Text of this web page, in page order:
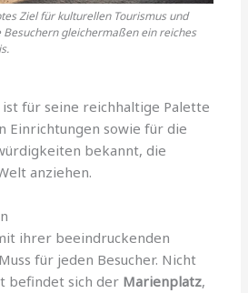
Ziel für kulturellen Tourismus und
gleichermaßen ein reiches
für seine reichhaltige Palette
Einrichtungen sowie für die
bekannt, die
anziehen.
ihrer beeindruckenden
für jeden Besucher. Nicht
befindet sich der Marienplatz,